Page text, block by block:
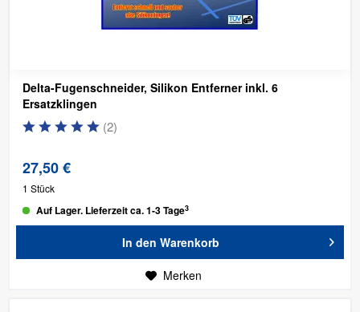
Delta-Fugenschneider, Silikon Entferner inkl. 6
Ersatzklingen
(2)
27,50 €
1 Stück
Auf Lager. Lieferzeit ca. 1-3 Tage3
In den Warenkorb
Merken